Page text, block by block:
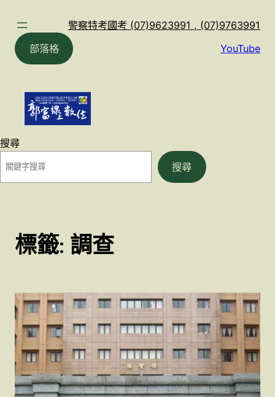
警察特考國考 (07)9623991 , (07)9763991
部落格
YouTube
搜尋
搜尋
標籤: 調查